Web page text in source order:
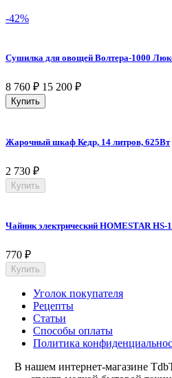
-42%
Сушилка для овощей Волтера-1000
8 760 ₽ 15 200 ₽
Купить
Жарочный шкаф Кедр, 14 литров, 625Вт
2 730 ₽
Купить
Чайник электрический HOMESTAR HS-
770 ₽
Купить
Уголок покупателя
Рецепты
Статьи
Способы оплаты
Политика
В нашем интернет-магазине